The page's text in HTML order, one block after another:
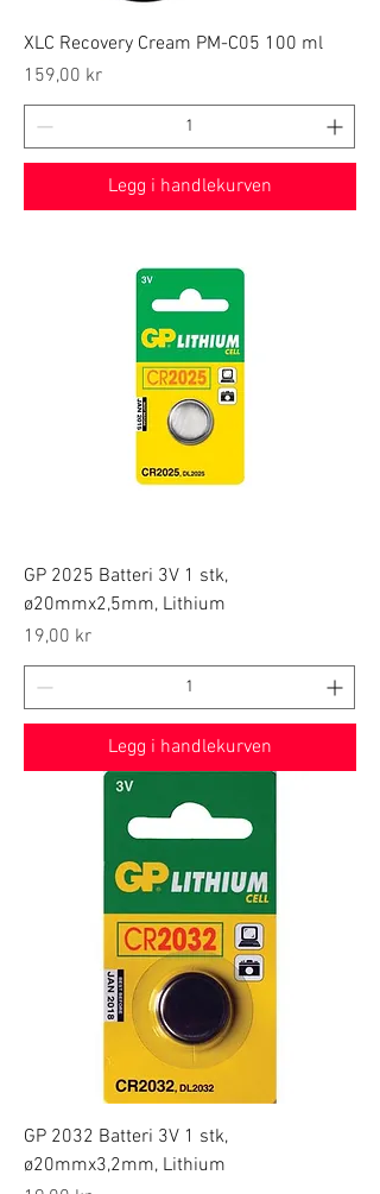
XLC Recovery Cream PM-C05 100 ml
Price
159,00 kr
Legg i handlekurven
GP 2025 Batteri 3V 1 stk,
ø20mmx2,5mm, Lithium
Price
19,00 kr
Legg i handlekurven
GP 2032 Batteri 3V 1 stk,
ø20mmx3,2mm, Lithium